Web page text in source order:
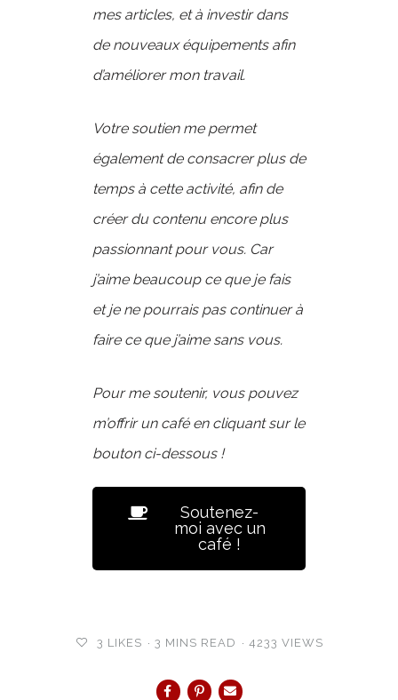
mes articles, et à investir dans
de nouveaux équipements afin
d’améliorer mon travail.
Votre soutien me permet
également de consacrer plus de
temps à cette activité, afin de
créer du contenu encore plus
passionnant pour vous. Car
j’aime beaucoup ce que je fais
et je ne pourrais pas continuer à
faire ce que j’aime sans vous.
Pour me soutenir, vous pouvez
m’offrir un café en cliquant sur le
bouton ci-dessous !
Soutenez-
moi avec un
café !
3 LIKES 3 MINS READ 4233 VIEWS